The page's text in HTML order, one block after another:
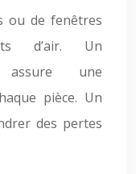
ou de fenêtres
d’air. Un
assure une
pièce. Un
des pertes